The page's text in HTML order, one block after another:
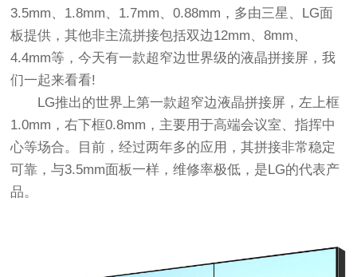
3.5mm、1.8mm、1.7mm、0.88mm，多由三星、LG面
板提供，其他非主流拼接包括双边12mm、8mm、
4.4mm等，今天有一款超窄边世界级的液晶拼接屏，我
们一起来看看!
LG推出的世界上第一款超窄边液晶拼接屏，左上框
1.0mm，右下框0.8mm，主要用于高端会议室、指挥中
心等场合。目前，经过两年多的应用，其拼接非常稳定
可靠，与3.5mm面板一样，维修率极低，是LG的代表产
品。